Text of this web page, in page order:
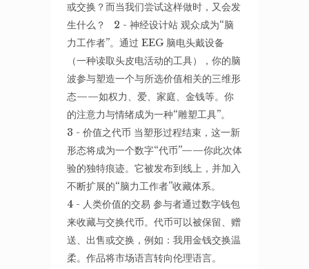
或交换？而当我们尝试这样做时，又会发
生什么？ 2 - 神经设计站 观众成为“脑
力工作者”。通过 EEG 脑电头戴设备
（一种读取头皮电活动的工具），你的脑
波参与塑造一个与所选价值相关的三维形
态——如权力、爱、家庭、金钱等。你
的注意力与情绪成为一种“雕塑工具”。
3 - 价值之代币 当塑形过程结束，这一新
形态将成为一个数字“代币”——你此次体
验的独特痕迹。它被发布到线上，并加入
不断扩展的“脑力工作者”收藏体系。
4 - 人类价值的交易 参与者通过数字钱包
来收藏与交换代币。代币可以被保留、赠
送、出售或交换，例如：我用金钱交换温
柔。作品将市场语言转向伦理语言。